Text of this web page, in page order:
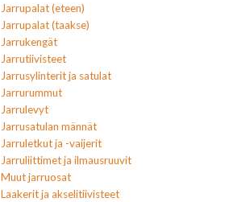
Jarrupalat (eteen)
Jarrupalat (taakse)
Jarrukengät
Jarrutiivisteet
Jarrusylinterit ja satulat
Jarrurummut
Jarrulevyt
Jarrusatulan männät
Jarruletkut ja -vaijerit
Jarruliittimet ja ilmausruuvit
Muut jarruosat
Laakerit ja akselitiivisteet